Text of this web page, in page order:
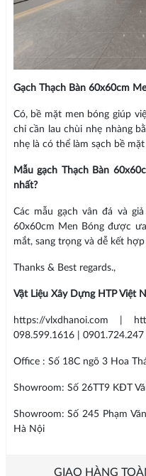
Gạch Thạch Bàn 60x60cm
Có, bề mặt men bóng giúp
chỉ cần lau chùi nhẹ nhàng
nhẹ là có thể làm sạch bề mặt
Mẫu gạch Thạch Bàn
nhất?
Các mẫu gạch vân đá và
60x60cm Men Bóng được
mắt, sang trọng và dễ kết
Thanks & Best regards.,
Vật Liệu Xây Dựng HTP Việt
https://vlxdhanoi.com |
098.599.1616 | 0901.724.247
Office : Số 18C ngõ 3 Hoa
Showroom: Số 26TT9 KĐT
Showroom: Số 245 Phạm
Hà Nội
GIAO HÀNG